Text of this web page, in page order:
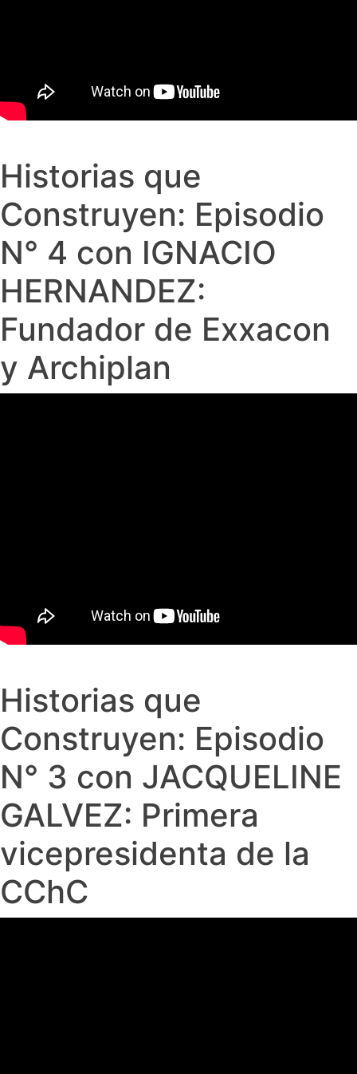
Historias que
Construyen: Episodio
N° 4 con IGNACIO
HERNANDEZ:
Fundador de Exxacon
y Archiplan
Historias que
Construyen: Episodio
N° 3 con JACQUELINE
GALVEZ: Primera
vicepresidenta de la
CChC